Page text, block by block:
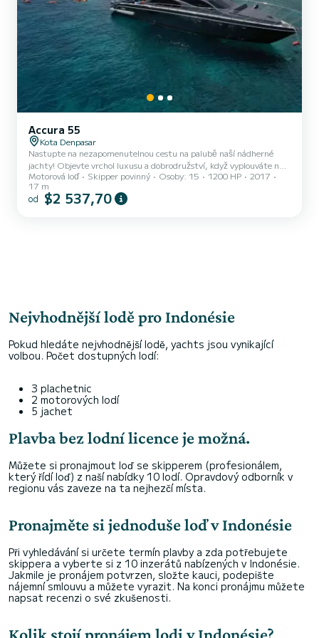
Accura 55
Kota Denpasar
Nastupte na nezapomenutelnou cestu na palubě naší nádherné
jachty! Objevte vrchol luxusu a dobrodružství, když vyplouváte na
naší 17metrové, 3,9metrové lodi, pečlivě navržené, aby vám
nabídla ten nejvyšší komfort a styl, tato jednoplachetní jachta
může pohodlně ubytovat až 15 hostů. Loď je k dispozici k pronájmu
Motorová loď Skipper povinný Osoby: 15 1200 HP
2017
17 m
od $2 537,70
Nejvhodnější lodě pro Indonésie
Pokud hledáte nejvhodnější lodě, yachts jsou vynikající
volbou. Počet dostupných lodí:
3 plachetnic
2 motorových lodí
5 jachet
Plavba bez lodní licence je možná.
Můžete si pronajmout loď se skipperem (profesionálem,
který řídí loď) z naší nabídky 10 lodí. Opravdový odborník v
regionu vás zaveze na ta nejhezčí místa.
Pronajměte si jednoduše loď v Indonésie
Při vyhledávání si určete termín plavby a zda potřebujete
skippera a vyberte si z 10 inzerátů nabízených v Indonésie.
Jakmile je pronájem potvrzen, složte kauci, podepište
nájemní smlouvu a můžete vyrazit. Na konci pronájmu můžete
napsat recenzi o své zkušenosti.
Kolik stojí pronájem lodi v Indonésie?